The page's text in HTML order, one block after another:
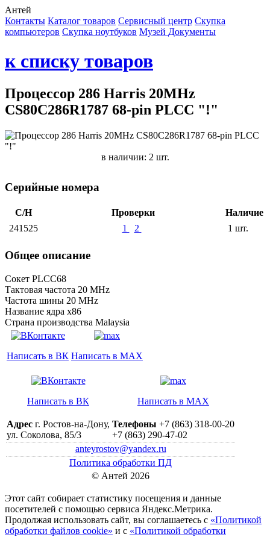
Антей
Контакты Каталог товаров Сервисный центр Cкупка
компьютеров Cкупка ноутбуков Музей Документы
к списку товаров
Процессор 286 Harris 20MHz
CS80C286R1787 68-pin PLCC "!"
в наличии: 2 шт.
Серийные номера
С/Н Проверки
Наличие
241525
1 2 1 шт.
Общее описание
Сокет PLCC68
Тактовая частота 20 MHz
Частота шины 20 MHz
Название ядра x86
Страна производства Malaysia
Написать в ВК Написать в MAX
Написать в ВК Написать в MAX
Адрес г. Ростов-на-Дону,
ул. Соколова, 85/3
Телефоны +7 (863) 318-00-20
+7 (863) 290-47-02
anteyrostov@yandex.ru
Политика обработки ПД
© Антей 2026
Этот сайт собирает статистику посещения и данные
посетителей c помощью сервиса Яндекс.Метрика.
Продолжая использовать сайт, вы соглашаетесь с «Политикой
обработки файлов cookie» и с «Политикой обработки